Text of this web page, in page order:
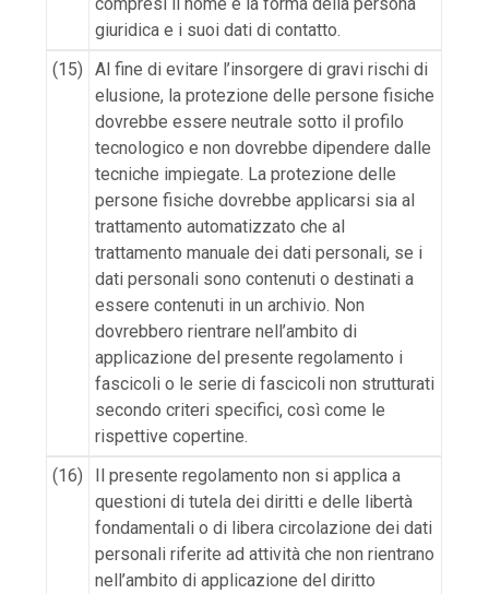
giuridica e i suoi dati di contatto.
(15)
Al fine di evitare l’insorgere di gravi rischi di
elusione, la protezione delle persone fisiche
dovrebbe essere neutrale sotto il profilo
tecnologico e non dovrebbe dipendere dalle
tecniche impiegate. La protezione delle
persone fisiche dovrebbe applicarsi sia al
trattamento automatizzato che al
trattamento manuale dei dati personali, se i
dati personali sono contenuti o destinati a
essere contenuti in un archivio. Non
dovrebbero rientrare nell’ambito di
applicazione del presente regolamento i
fascicoli o le serie di fascicoli non strutturati
secondo criteri specifici, così come le
rispettive copertine.
(16)
Il presente regolamento non si applica a
questioni di tutela dei diritti e delle libertà
fondamentali o di libera circolazione dei dati
personali riferite ad attività che non rientrano
nell’ambito di applicazione del diritto